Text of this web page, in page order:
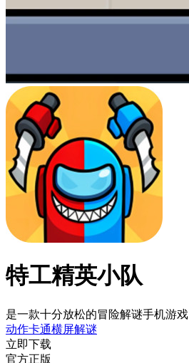
特工精英小队
是一款十分放松的冒险解谜手机游戏
动作卡通横屏解谜
立即下载
官方正版